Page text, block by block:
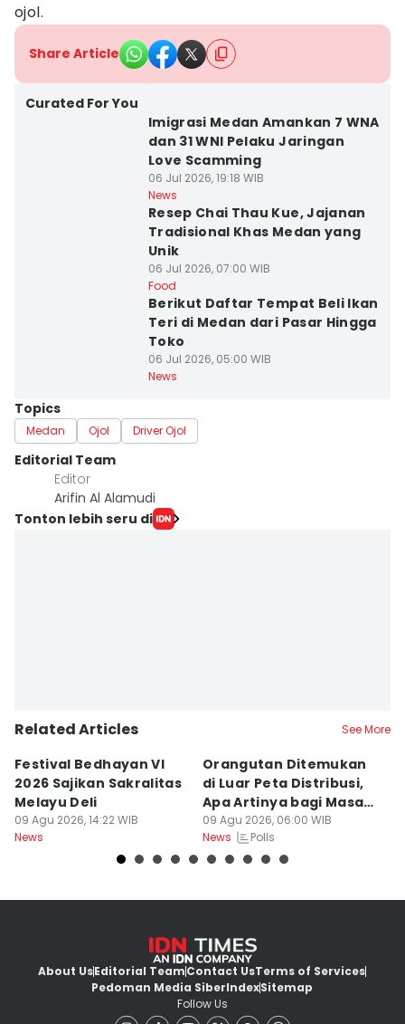
ojol.
Share Article
Curated For You
Imigrasi Medan Amankan 7 WNA
dan 31 WNI Pelaku Jaringan
Love Scamming
06 Jul 2026, 19:18 WIB
News
Resep Chai Thau Kue, Jajanan
Tradisional Khas Medan yang
Unik
06 Jul 2026, 07:00 WIB
Food
Berikut Daftar Tempat Beli Ikan
Teri di Medan dari Pasar Hingga
Toko
06 Jul 2026, 05:00 WIB
News
Topics
Medan Ojol Driver Ojol
Editorial Team
Editor
Arifin Al Alamudi
Tonton lebih seru di
Related Articles See More
Festival Bedhayan VI
2026 Sajikan Sakralitas
Melayu Deli
09 Agu 2026, 14:22 WIB
News
Orangutan Ditemukan
di Luar Peta Distribusi,
Apa Artinya bagi Masa
Depan Konservasi?
09 Agu 2026, 06:00 WIB
News
Polls
About UsEditorial TeamContact UsTerms of Services
Pedoman Media SiberIndexSitemap
Follow Us